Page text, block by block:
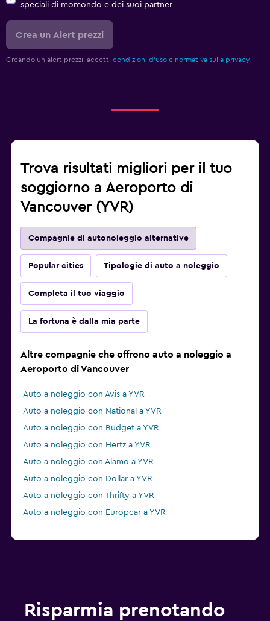
speciali di momondo e dei suoi partner
Crea un Alert prezzi
Creando un alert prezzi, accetti condizioni d'uso e normativa sulla privacy.
Trova risultati migliori per il tuo
soggiorno a Aeroporto di
Vancouver (YVR)
Compagnie di autonoleggio alternative
Popular cities Tipologie di auto a noleggio
Completa il tuo viaggio
La fortuna è dalla mia parte
Altre compagnie che offrono auto a noleggio a
Aeroporto di Vancouver
Auto a noleggio con Avis a YVR
Auto a noleggio con National a YVR
Auto a noleggio con Budget a YVR
Auto a noleggio con Hertz a YVR
Auto a noleggio con Alamo a YVR
Auto a noleggio con Dollar a YVR
Auto a noleggio con Thrifty a YVR
Auto a noleggio con Europcar a YVR
Risparmia prenotando